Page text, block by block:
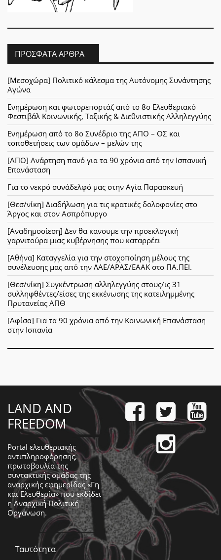
ΠΡΌΣΦΑΤΑ ΆΡΘΡΑ
[Μεσοχώρα] Πολιτικό κάλεσμα της Αυτόνομης Συνάντησης
Αγώνα
Ενημέρωση και φωτορεπορτάζ από το 8ο Ελευθεριακό
Φεστιβάλ Κοινωνικής, Ταξικής & Διεθνιστικής Αλληλεγγύης
Ενημέρωση από το 8ο Συνέδριο της ΑΠΟ – ΟΣ και
τοποθετήσεις των ομάδων – μελών της
[ΑΠΟ] Ανάρτηση πανό για τα 90 χρόνια από την Ισπανική
Επανάσταση
Για το νεκρό συνάδελφό μας στην Αγία Παρασκευή
[Θεσ/νίκη] Διαδήλωση για τις κρατικές δολοφονίες στο
Άργος και στον Ασπρόπυργο
[Αναδημοσίεση] Δεν θα κανουμε την προεκλογική
γαρνιτούρα μιας κυβέρνησης που καταρρέει
[Αθήνα] Καταγγελία για την στοχοποίηση μέλους της
συνέλευσης μας από την ΛΑΕ/ΑΡΑΣ/ΕΑΑΚ στο ΠΑ.ΠΕΙ.
[Θεσ/νίκη] Συγκέντρωση αλληλεγγύης στους/ις 31
συλληφθέντες/είσες της εκκένωσης της κατειλημμένης
Πρυτανείας ΑΠΘ
[Αφίσα] Για τα 90 χρόνια από την Κοινωνική Επανάσταση
στην Ισπανία
LAND AND
FREEDOM
Portal ελευθεριακής
αντιπληροφόρησης,
πρωτοβουλία της
συντακτικής ομάδας της
αναρχικής εφημερίδας «Γη
και Ελευθερία» που εκδίδει
ηΑναρχική Πολιτική
Οργάνωση.
Ταυτότητα